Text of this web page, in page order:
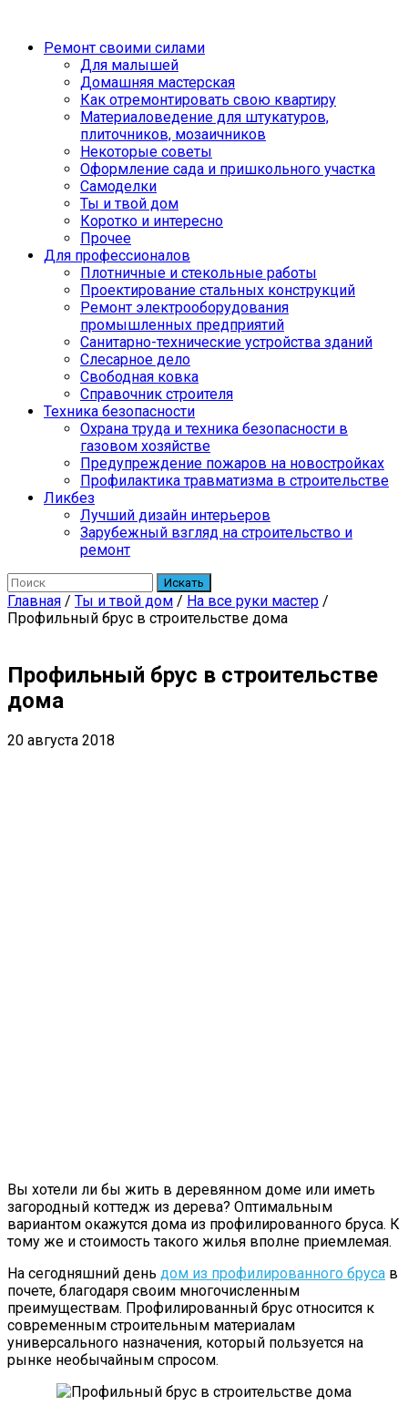
Ремонт своими силами
Для малышей
Домашняя мастерская
Как отремонтировать свою квартиру
Материаловедение для штукатуров,
плиточников, мозаичников
Некоторые советы
Оформление сада и пришкольного участка
Самоделки
Ты и твой дом
Коротко и интересно
Прочее
Для профессионалов
Плотничные и стекольные работы
Проектирование стальных конструкций
Ремонт электрооборудования
промышленных предприятий
Санитарно-технические устройства зданий
Слесарное дело
Свободная ковка
Справочник строителя
Техника безопасности
Охрана труда и техника безопасности в
газовом хозяйстве
Предупреждение пожаров на новостройках
Профилактика травматизма в строительстве
Ликбез
Лучший дизайн интерьеров
Зарубежный взгляд на строительство и
ремонт
Искать
Главная / Ты и твой дом / На все руки мастер /
Профильный брус в строительстве дома
Профильный брус в строительстве
дома
20 августа 2018
Вы хотели ли бы жить в деревянном доме или иметь
загородный коттедж из дерева? Оптимальным
вариантом окажутся дома из профилированного бруса. К
тому же и стоимость такого жилья вполне приемлемая.
На сегодняшний день дом из профилированного бруса в
почете, благодаря своим многочисленным
преимуществам. Профилированный брус относится к
современным строительным материалам
универсального назначения, который пользуется на
рынке необычайным спросом.